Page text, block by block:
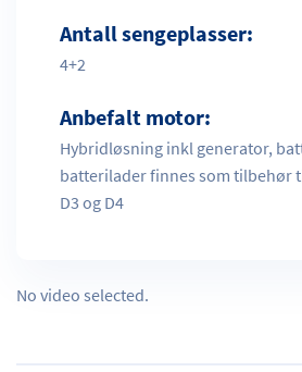
Antall sengeplasser:
4+2
Anbefalt motor:
Hybridløsning inkl generator,
batterilader finnes som tilbehør
D3 og D4
No video selected.